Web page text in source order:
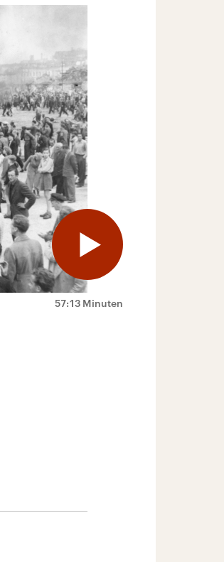
57:13 Minuten